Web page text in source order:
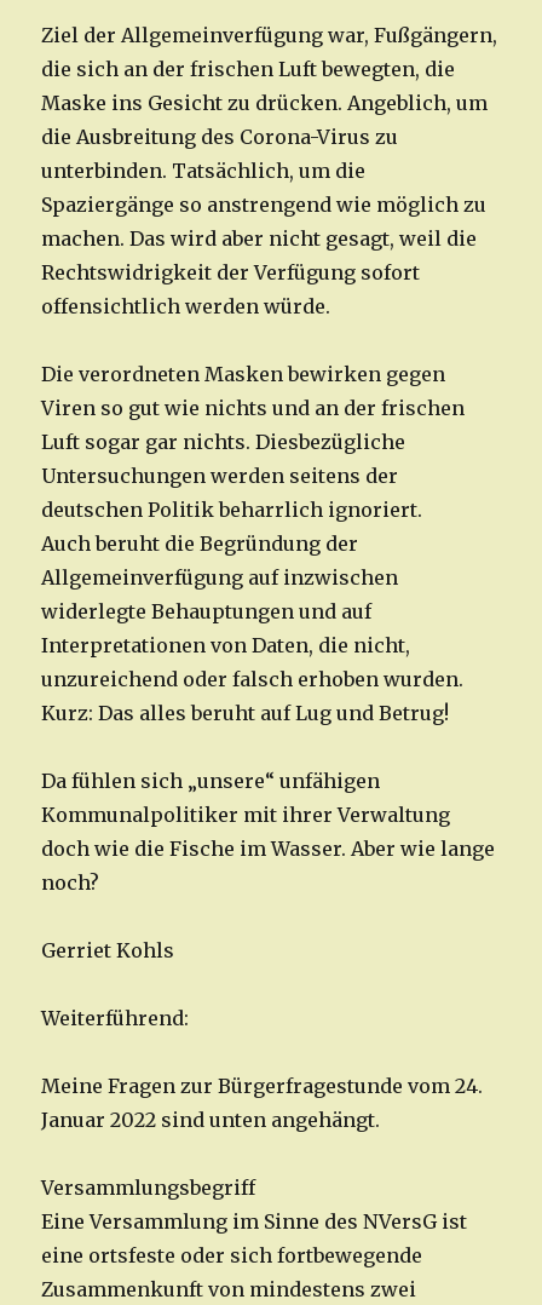
Ziel der Allgemeinverfügung war, Fußgängern,
die sich an der frischen Luft bewegten, die
Maske ins Gesicht zu drücken. Angeblich, um
die Ausbreitung des Corona-Virus zu
unterbinden. Tatsächlich, um die
Spaziergänge so anstrengend wie möglich zu
machen. Das wird aber nicht gesagt, weil die
Rechtswidrigkeit der Verfügung sofort
offensichtlich werden würde.
Die verordneten Masken bewirken gegen
Viren so gut wie nichts und an der frischen
Luft sogar gar nichts. Diesbezügliche
Untersuchungen werden seitens der
deutschen Politik beharrlich ignoriert.
Auch beruht die Begründung der
Allgemeinverfügung auf inzwischen
widerlegte Behauptungen und auf
Interpretationen von Daten, die nicht,
unzureichend oder falsch erhoben wurden.
Kurz: Das alles beruht auf Lug und Betrug!
Da fühlen sich „unsere“ unfähigen
Kommunalpolitiker mit ihrer Verwaltung
doch wie die Fische im Wasser. Aber wie lange
noch?
Gerriet Kohls
Weiterführend:
Meine Fragen zur Bürgerfragestunde vom 24.
Januar 2022 sind unten angehängt.
Versammlungsbegriff
Eine Versammlung im Sinne des NVersG ist
eine ortsfeste oder sich fortbewegende
Zusammenkunft von mindestens zwei